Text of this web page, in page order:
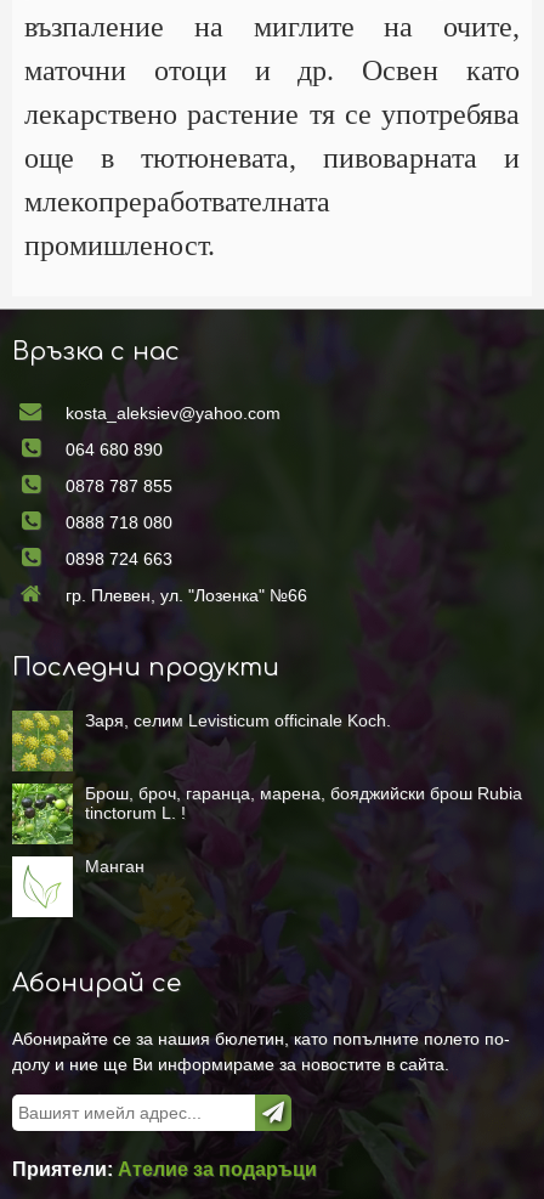
възпаление на миглите на очите,
маточни отоци и др. Освен като
лекарствено растение тя се употребява
още в тютюневата, пивоварната и
млекопреработвателната
промишленост.
Връзка с нас
kosta_aleksiev@yahoo.com
064 680 890
0878 787 855
0888 718 080
0898 724 663
гр. Плевен, ул. "Лозенка" №66
Последни продукти
Заря, селим Levisticum officinale Koch.
Брош, броч, гаранца, марена, бояджийски брош Rubia
tinctorum L. !
Манган
Абонирай се
Абонирайте се за нашия бюлетин, като попълните полето по-
долу и ние ще Ви информираме за новостите в сайта.
Приятели: Ателие за подаръци